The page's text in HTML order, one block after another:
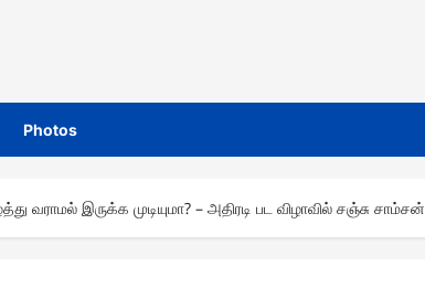
Photos
வராமல் இருக்க முடியுமா? – அதிரடி பட விழாவில் சஞ்சு சாம்சன்